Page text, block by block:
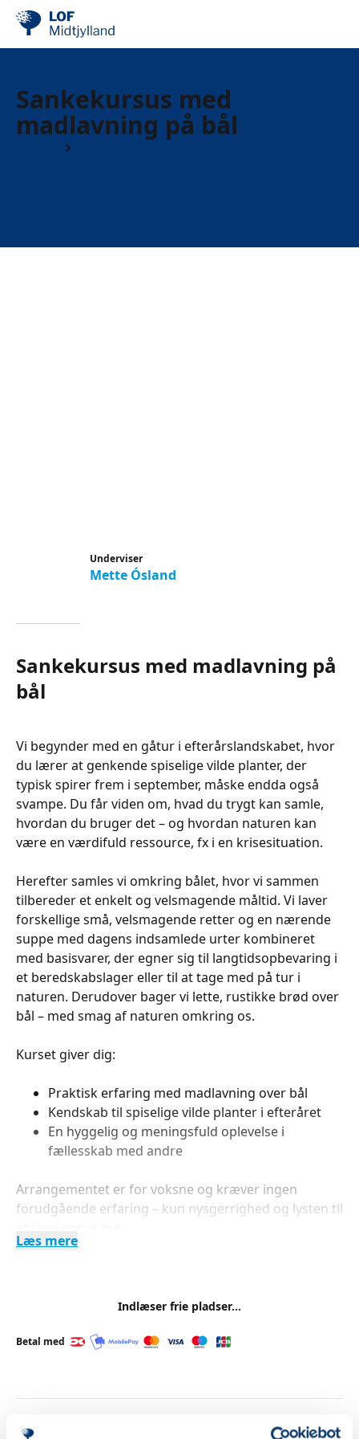
Sankekursus med
madlavning på bål
Underviser
Mette Ósland
Sankekursus med madlavning på
bål
Vi begynder med en gåtur i efterårslandskabet, hvor
du lærer at genkende spiselige vilde planter, der
typisk spirer frem i september, måske endda også
svampe. Du får viden om, hvad du trygt kan samle,
hvordan du bruger det – og hvordan naturen kan
være en værdifuld ressource, fx i en krisesituation.
Herefter samles vi omkring bålet, hvor vi sammen
tilbereder et enkelt og velsmagende måltid. Vi laver
forskellige små, velsmagende retter og en nærende
suppe med dagens indsamlede urter kombineret
med basisvarer, der egner sig til langtidsopbevaring i
et beredskabslager eller til at tage med på tur i
naturen. Derudover bager vi lette, rustikke brød over
bål – med smag af naturen omkring os.
Kurset giver dig:
Praktisk erfaring med madlavning over bål
Kendskab til spiselige vilde planter i efteråret
En hyggelig og meningsfuld oplevelse i
fællesskab med andre
Arrangementet er for voksne og kræver ingen
forudgående erfaring – kun nysgerrighed og lysten til
Læs mere
Indlæser frie pladser...
Betal med